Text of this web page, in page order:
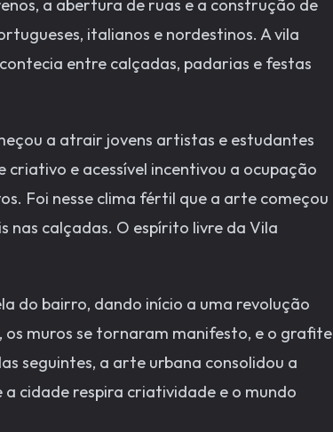
a abertura de ruas e a construção de
italianos e nordestinos. A vila
entre calçadas, padarias e festas
a atrair jovens artistas e estudantes
e acessível incentivou a ocupação
Foi nesse clima fértil que a arte começou
nas calçadas. O espírito livre da Vila
do bairro, dando início a uma revolução
muros se tornaram manifesto, e o grafite
seguintes, a arte urbana consolidou a
cidade respira criatividade e o mundo